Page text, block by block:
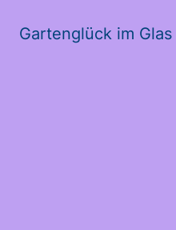
Gartenglück im Glas